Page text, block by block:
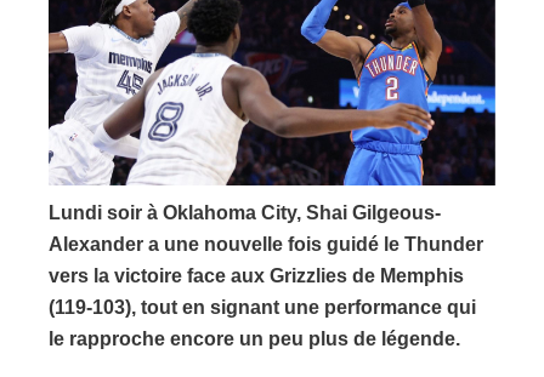
Lundi soir à Oklahoma City, Shai Gilgeous-
Alexander a une nouvelle fois guidé le Thunder
vers la victoire face aux Grizzlies de Memphis
(119-103), tout en signant une performance qui
le rapproche encore un peu plus de légende.